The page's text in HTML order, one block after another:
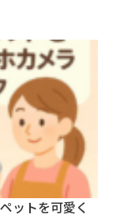
ットを可愛く